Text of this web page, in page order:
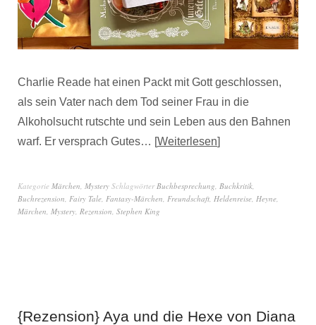
Charlie Reade hat einen Packt mit Gott geschlossen,
als sein Vater nach dem Tod seiner Frau in die
Alkoholsucht rutschte und sein Leben aus den Bahnen
warf. Er versprach Gutes… Weiterlesen
Kategorie Märchen Mystery Schlagwörter Buchbesprechung Buchkritik
Buchrezension Fairy Tale Fantasy-Märchen Freundschaft Heldenreise Heyne
Märchen Mystery Rezension Stephen King
{Rezension} Aya und die Hexe von Diana